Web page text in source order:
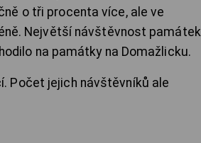
o tři procenta více, ale ve
Největší návštěvnost památek
na památky na Domažlicku.
Počet jejich návštěvníků ale